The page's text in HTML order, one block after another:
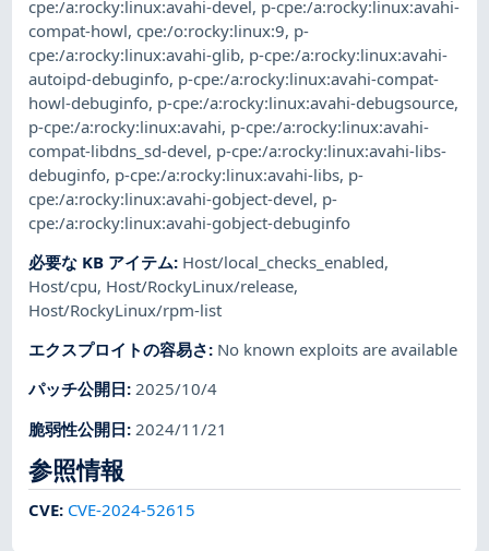
cpe:/a:rocky:linux:avahi-devel, p-cpe:/a:rocky:linux:avahi-
compat-howl,cpe:/o:rocky:linux:9, p-
cpe:/a:rocky:linux:avahi-glib, p-cpe:/a:rocky:linux:avahi-
autoipd-debuginfo, p-cpe:/a:rocky:linux:avahi-compat-
howl-debuginfo, p-cpe:/a:rocky:linux:avahi-debugsource,
p-cpe:/a:rocky:linux:avahi, p-cpe:/a:rocky:linux:avahi-
compat-libdns_sd-devel, p-cpe:/a:rocky:linux:avahi-libs-
debuginfo, p-cpe:/a:rocky:linux:avahi-libs, p-
cpe:/a:rocky:linux:avahi-gobject-devel, p-
cpe:/a:rocky:linux:avahi-gobject-debuginfo
必要な KB アイテム: Host/local_checks_enabled,
Host/cpu, Host/RockyLinux/release,
Host/RockyLinux/rpm-list
エクスプロイトの容易さ: No known exploits are available
パッチ公開日:2025/10/4
脆弱性公開日: 2024/11/21
参照情報
CVE: CVE-2024-52615